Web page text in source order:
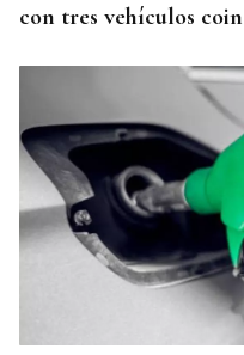
con tres vehículos